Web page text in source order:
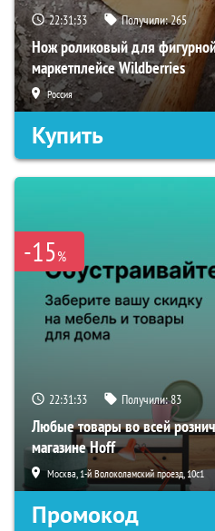
22:31:32 Получили:265
Нож роликовый для фигурной
маркетплейсе Wildberries
Россия
Купить
-15%
22:31:32 Получили:83
Любые товары во всей
магазине Hoff
Москва, 1-й Волоколамский проезд, 10с1
Промокод